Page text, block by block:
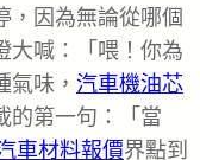
，因為無論從哪個
大喊：「喂！你為
味， 汽車機油芯
的第一句：「當
車材料報價界點到